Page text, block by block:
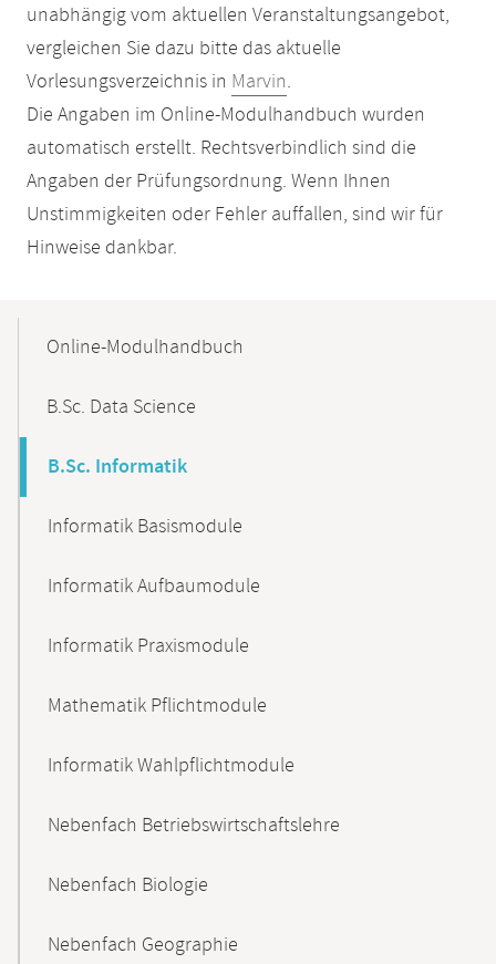
unabhängig vom aktuellen Veranstaltungsangebot,
vergleichen Sie dazu bitte das aktuelle
Vorlesungsverzeichnis in Marvin.
Die Angaben im Online-Modulhandbuch wurden
automatisch erstellt. Rechtsverbindlich sind die
Angaben der Prüfungsordnung. Wenn Ihnen
Unstimmigkeiten oder Fehler auffallen, sind wir für
Hinweise dankbar.
NavigationOnline-Modulhandbuch
B.Sc. Data Science
B.Sc. Informatik
Informatik Basismodule
Informatik Aufbaumodule
Informatik Praxismodule
Mathematik Pflichtmodule
Informatik Wahlpflichtmodule
Nebenfach Betriebswirtschaftslehre
Nebenfach Biologie
Nebenfach Geographie